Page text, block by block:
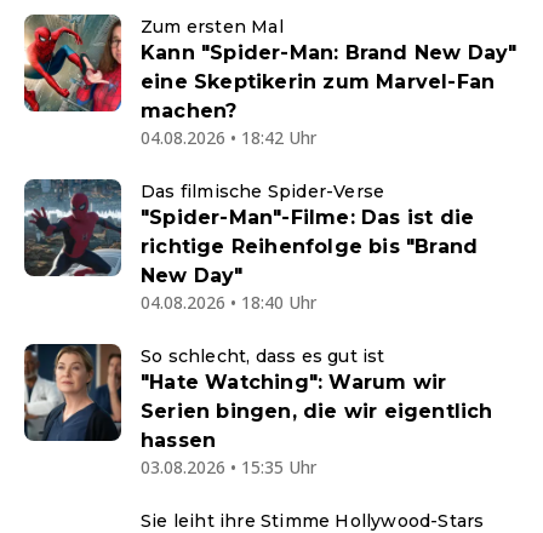
Zum ersten Mal
Kann "Spider-Man: Brand New Day"
eine Skeptikerin zum Marvel-Fan
machen?
04.08.2026 • 18:42 Uhr
Das filmische Spider-Verse
"Spider-Man"-Filme: Das ist die
richtige Reihenfolge bis "Brand
New Day"
04.08.2026 • 18:40 Uhr
So schlecht, dass es gut ist
"Hate Watching": Warum wir
Serien bingen, die wir eigentlich
hassen
03.08.2026 • 15:35 Uhr
Sie leiht ihre Stimme Hollywood-Stars